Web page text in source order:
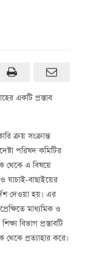
একটি প্রস্তাব
ক্রয় সংক্রান্ত
পরিষদ কমিটির
থেকে এ বিষয়ে
যাচাই-বাছাইয়ের
দেওয়া হয়। এর
মাধ্যমিক ও
বিভাগ প্রস্তাবটি
থেকে প্রত্যাহার করে।